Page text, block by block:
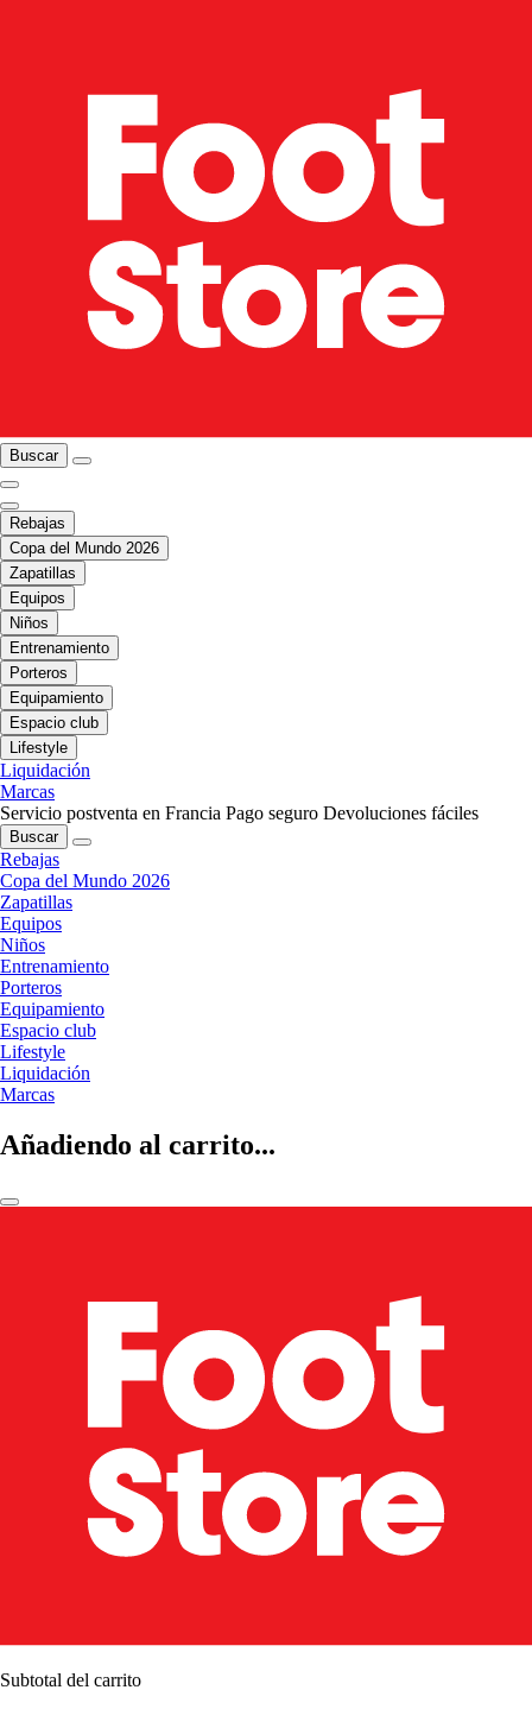
Buscar
Rebajas
Copa del Mundo 2026
Zapatillas
Equipos
Niños
Entrenamiento
Porteros
Equipamiento
Espacio club
Lifestyle
Liquidación
Marcas
Servicio postventa en Francia Pago seguro Devoluciones fáciles
Buscar
Rebajas
Copa del Mundo 2026
Zapatillas
Equipos
Niños
Entrenamiento
Porteros
Equipamiento
Espacio club
Lifestyle
Liquidación
Marcas
Añadiendo al carrito...
Subtotal del carrito